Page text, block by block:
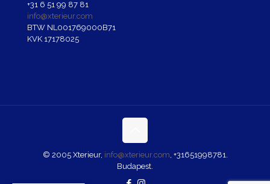
+31 6 51 99 87 81
info@xterieur.com
BTW NL001769000B71
KVK 17178025
© 2005 Xterieur, info@xterieur.com +31651998781
Budapest.